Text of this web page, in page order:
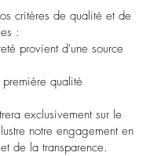
critères de qualité et de
:
provient d'une source
qualité
exclusivement sur le
notre engagement en
de la transparence.